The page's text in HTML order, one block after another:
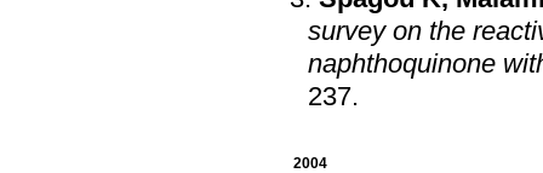
survey on the
naphthoquinone
237.
2004